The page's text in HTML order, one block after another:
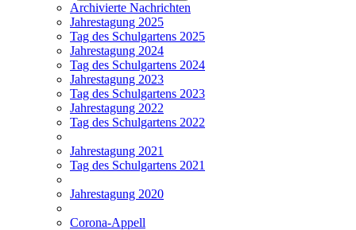
Archivierte Nachrichten
Jahrestagung 2025
Tag des Schulgartens 2025
Jahrestagung 2024
Tag des Schulgartens 2024
Jahrestagung 2023
Tag des Schulgartens 2023
Jahrestagung 2022
Tag des Schulgartens 2022
Jahrestagung 2021
Tag des Schulgartens 2021
Jahrestagung 2020
Corona-Appell